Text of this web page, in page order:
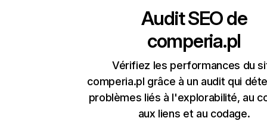
Audit SEO de
comperia.pl
Vérifiez les performances du
comperia.pl grâce à un audit qui
problèmes liés à l'explorabilité, au
aux liens et au codage.